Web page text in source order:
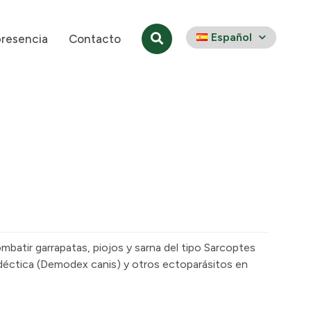
Contacto Español
garrapatas, piojos y sarna del tipo Sarcoptes
(Demodex canis) y otros ectoparásitos en